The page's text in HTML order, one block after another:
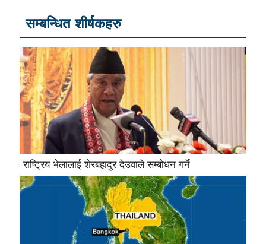
सम्बन्धित शीर्षकहरु
राष्ट्रिय भेलालाई शेरबहादुर देउवाले सम्बोधन गर्ने